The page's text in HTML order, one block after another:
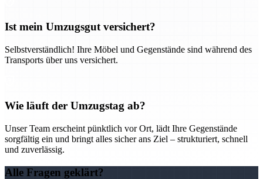
Ist mein Umzugsgut versichert?
Selbstverständlich! Ihre Möbel und Gegenstände sind während des
Transports über uns versichert.
Wie läuft der Umzugstag ab?
Unser Team erscheint pünktlich vor Ort, lädt Ihre Gegenstände
sorgfältig ein und bringt alles sicher ans Ziel – strukturiert, schnell
und zuverlässig.
Alle Fragen geklärt?